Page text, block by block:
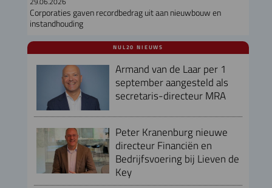
Corporaties gaven recordbedrag uit aan nieuwbouw en
instandhouding
NUL20 NIEUWS
Armand van de Laar per 1
september aangesteld als
secretaris-directeur MRA
Peter Kranenburg nieuwe
directeur Financiën en
Bedrijfsvoering bij Lieven de
Key